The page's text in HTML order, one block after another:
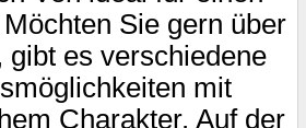
Sie gern über
gibt es verschiedene
mit
Charakter. Auf der